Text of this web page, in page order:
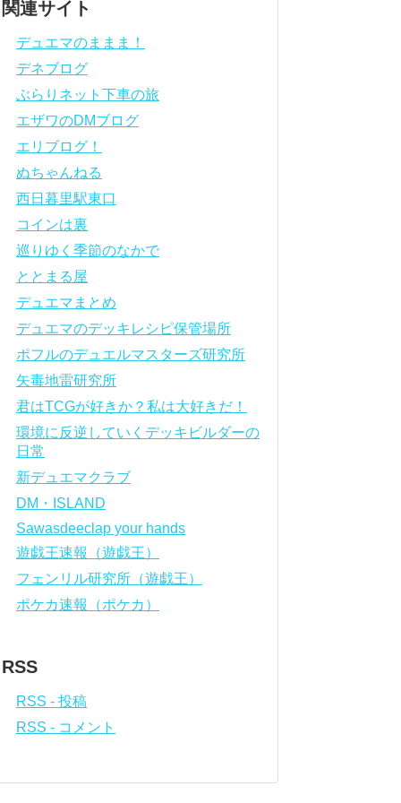
関連サイト
デュエマのままま！
デネブログ
ぶらりネット下車の旅
エザワのDMブログ
エリブログ！
ぬちゃんねる
西日暮里駅東口
コインは裏
巡りゆく季節のなかで
ととまる屋
デュエマまとめ
デュエマのデッキレシピ保管場所
ポフルのデュエルマスターズ研究所
矢毒地雷研究所
君はTCGが好きか？私は大好きだ！
環境に反逆していくデッキビルダーの
日常
新デュエマクラブ
DM・ISLAND
Sawasdeeclap your hands
遊戯王速報（遊戯王）
フェンリル研究所（遊戯王）
ポケカ速報（ポケカ）
RSS
RSS - 投稿
RSS - コメント